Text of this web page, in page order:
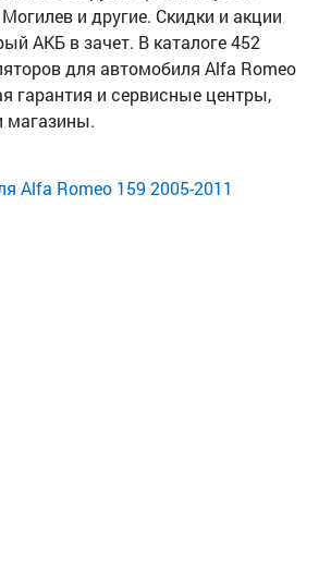
и другие. Скидки и акции
АКБ в зачет. В каталоге 452
для автомобиля Alfa Romeo
гарантия и сервисные центры,
магазины.
Alfa Romeo 159 2005-2011